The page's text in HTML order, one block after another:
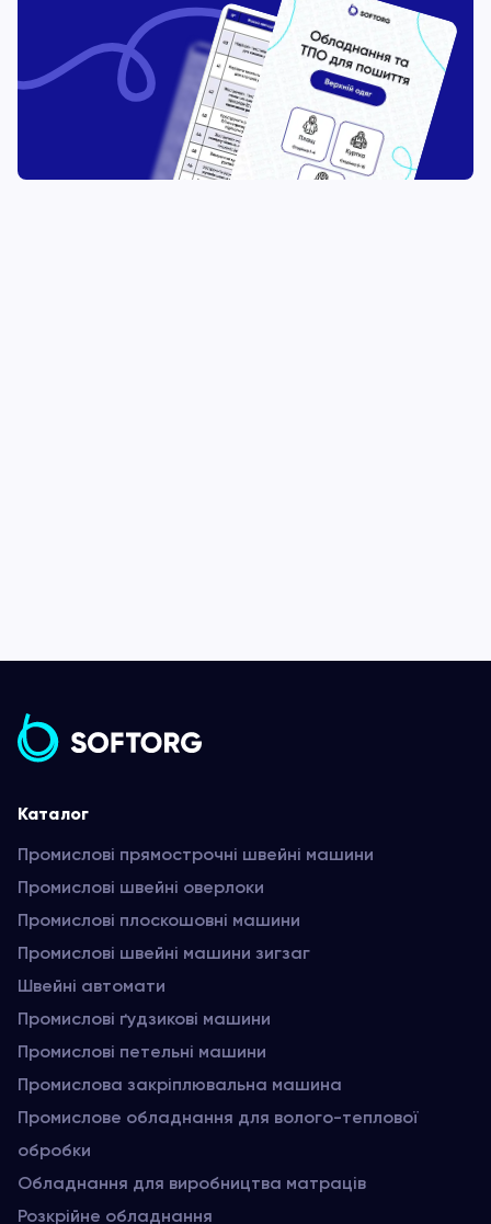
Каталог
Промислові прямострочні швейні машини
Промислові швейні оверлоки
Промислові плоскошовні машини
Промислові швейні машини зигзаг
Швейні автомати
Промислові ґудзикові машини
Промислові петельні машини
Промислова закріплювальна машина
Промислове обладнання для волого-теплової
обробки
Обладнання для виробництва матраців
Розкрійне обладнання